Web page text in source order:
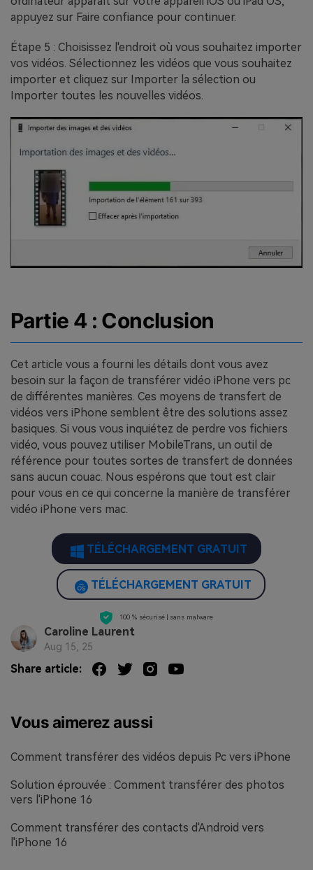
appuyez sur Faire confiance pour continuer.
Étape 5 : Choisissez l'endroit où vous souhaitez importer
vos vidéos. Sélectionnez les vidéos que vous souhaitez
importer et cliquez sur Importer la sélection ou
Importer toutes les nouvelles vidéos.
Partie 4 : Conclusion
Cet article vous a fourni les détails dont vous avez
besoin sur la façon de transférer vidéo iPhone vers pc
de différentes manières. Ces moyens de transfert de
vidéos vers iPhone semblent être des solutions assez
basiques. Si vous vous inquiétez de perdre vos fichiers
vidéo, vous pouvez utiliser MobileTrans, un outil de
référence pour toutes sortes de transfert de données
sans aucun couac. Nous espérons que tout est clair
pour vous en ce qui concerne la manière de transférer
vidéo iPhone vers mac.
TÉLÉCHARGEMENT GRATUIT
TÉLÉCHARGEMENT GRATUIT
100 % sécurisé | sans malware
Caroline Laurent
Aug 15, 25
Share article:
Vous aimerez aussi
Comment transférer des vidéos depuis Pc vers iPhone
Solution éprouvée : Comment transférer des photos
vers l'iPhone 16
Comment transférer des contacts d'Android vers
l'iPhone 16